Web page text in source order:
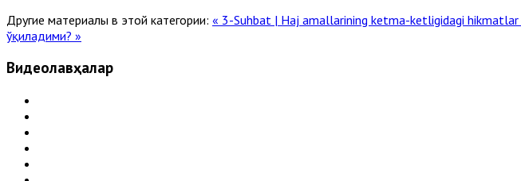
Другие материалы в этой категории: « 3-Suhbat | Haj amallarining ketma-ketligidagi hikmatlar
ўқиладими? »
Видеолавҳалар